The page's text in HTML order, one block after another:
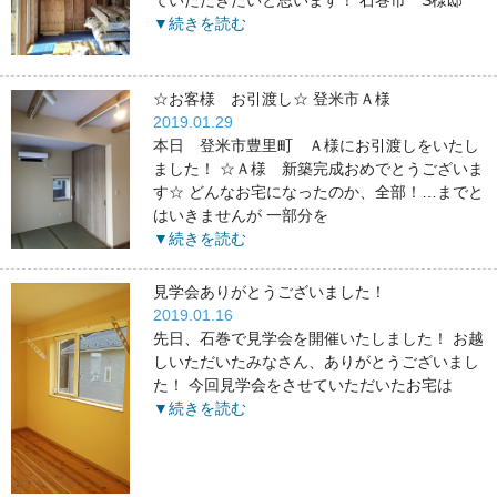
▼続きを読む
☆お客様 お引渡し☆ 登米市Ａ様
2019.01.29
本日 登米市豊里町 Ａ様にお引渡しをいたし
ました！ ☆Ａ様 新築完成おめでとうございま
す☆ どんなお宅になったのか、全部！…までと
はいきませんが 一部分を
▼続きを読む
見学会ありがとうございました！
2019.01.16
先日、石巻で見学会を開催いたしました！ お越
しいただいたみなさん、ありがとうございまし
た！ 今回見学会をさせていただいたお宅は
▼続きを読む